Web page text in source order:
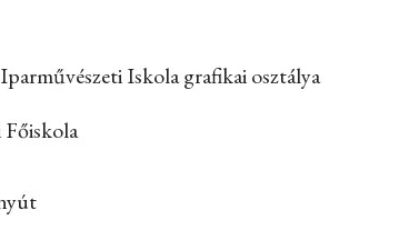
Iskola grafikai osztálya